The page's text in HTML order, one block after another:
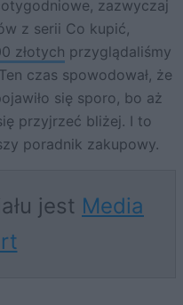
zazwyczaj
z serii Co kupić,
złotych przyglądaliśmy
czas spowodował, że
się sporo, bo aż
przyjrzeć bliżej. I to
poradnik zakupowy.
jest Media